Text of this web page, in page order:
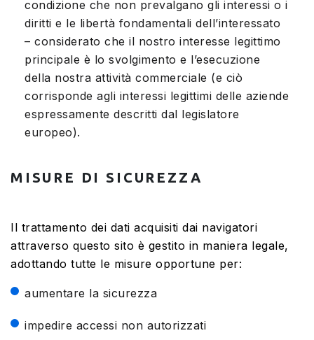
condizione che non prevalgano gli interessi o i
diritti e le libertà fondamentali dell’interessato
– considerato che il nostro interesse legittimo
principale è lo svolgimento e l’esecuzione
della nostra attività commerciale (e ciò
corrisponde agli interessi legittimi delle aziende
espressamente descritti dal legislatore
europeo).
MISURE DI SICUREZZA
Il trattamento dei dati acquisiti dai navigatori
attraverso questo sito è gestito in maniera legale,
adottando tutte le misure opportune per:
aumentare la sicurezza
impedire accessi non autorizzati